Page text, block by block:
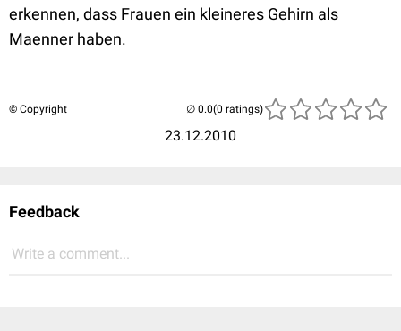
erkennen, dass Frauen ein kleineres Gehirn als
Maenner haben.
© Copyright
23.12.2010
(0 ratings)
Feedback
Write a comment...